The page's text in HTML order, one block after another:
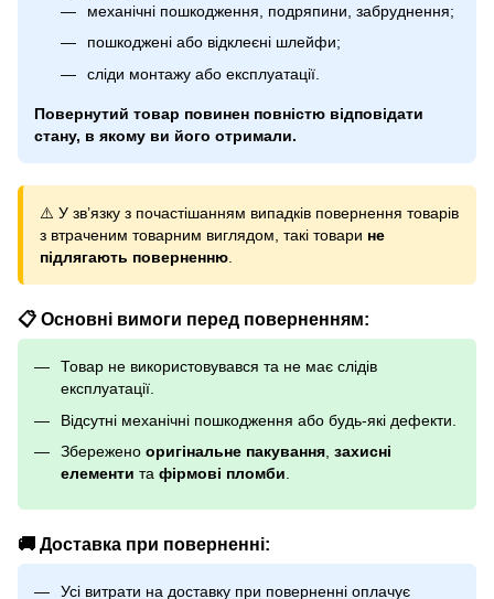
механічні пошкодження, подряпини, забруднення;
пошкоджені або відклеєні шлейфи;
сліди монтажу або експлуатації.
Повернутий товар повинен повністю відповідати
стану, в якому ви його отримали.
⚠️ У зв’язку з почастішанням випадків повернення товарів
з втраченим товарним виглядом, такі товари не
підлягають поверненню.
📋 Основні вимоги перед поверненням:
Товар не використовувався та не має слідів
експлуатації.
Відсутні механічні пошкодження або будь-які дефекти.
Збережено оригінальне пакування захисні
елементи та фірмові пломби
🚚 Доставка при поверненні:
Усі витрати на доставку при поверненні оплачує